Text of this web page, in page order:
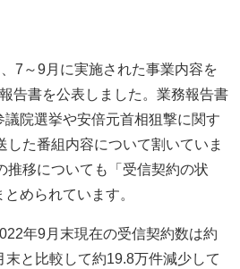
7～9月に実施された事業内容を
告書を公表しました。業務報告書
院選挙や安倍元首相狙撃に関す
した番組内容について割いていま
推移についても「受信契約の状
められています。
年9月末現在の受信契約数は約
と比較して約19.8万件減少して